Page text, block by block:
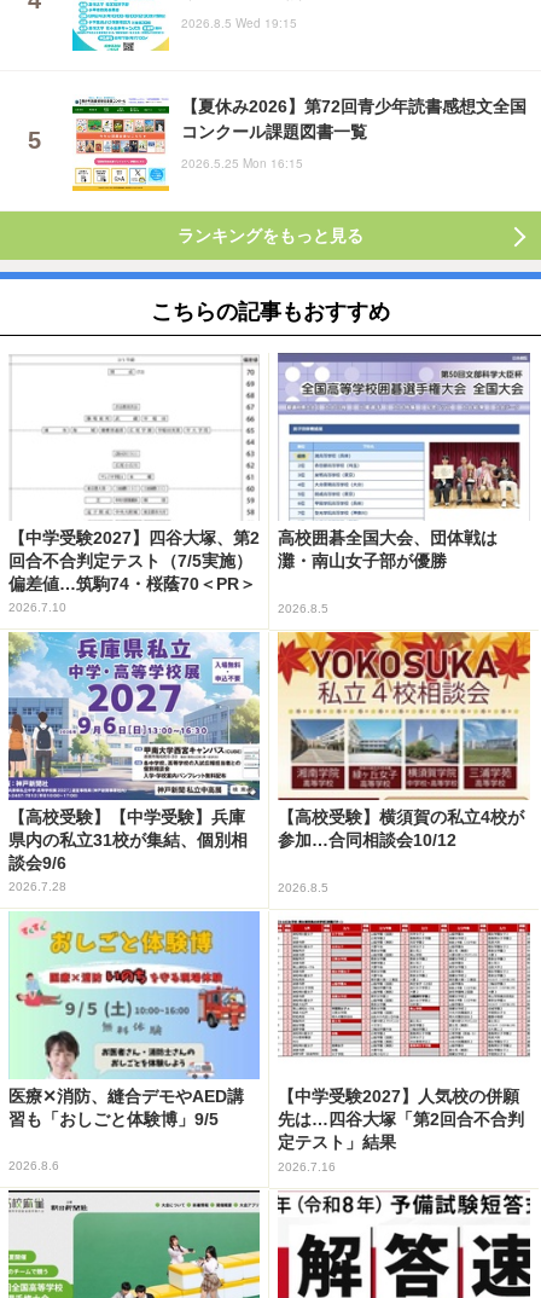
2026.8.5 Wed 19:15
【夏休み2026】第72回青少年読書感想文全国
コンクール課題図書一覧
2026.5.25 Mon 16:15
ランキングをもっと見る
こちらの記事もおすすめ
【中学受験2027】四谷大塚、第2
回合不合判定テスト（7/5実施）
偏差値…筑駒74・桜蔭70＜PR＞
2026.7.10
高校囲碁全国大会、団体戦は
灘・南山女子部が優勝
2026.8.5
【高校受験】【中学受験】兵庫
県内の私立31校が集結、個別相
談会9/6
2026.7.28
【高校受験】横須賀の私立4校が
参加…合同相談会10/12
2026.8.5
医療✕消防、縫合デモやAED講
習も「おしごと体験博」9/5
2026.8.6
【中学受験2027】人気校の併願
先は…四谷大塚「第2回合不合判
定テスト」結果
2026.7.16